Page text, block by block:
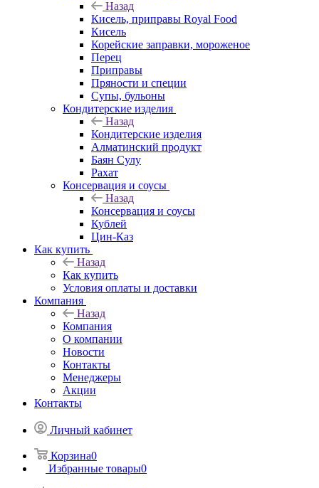
Назад
Кисель, приправы Royal Food
Кисель
Корейские заправки, мороженое
Перец
Приправы
Пряности и специи
Супы, бульоны
Кондитерские изделия
Назад
Кондитерские изделия
Алматинский продукт
Баян Сулу
Рахат
Консервация и соусы
Назад
Консервация и соусы
Кублей
Цин-Каз
Как купить
Назад
Как купить
Условия оплаты и доставки
Компания
Назад
Компания
О компании
Новости
Контакты
Менеджеры
Акции
Контакты
Личный кабинет
Корзина0
Избранные товары0